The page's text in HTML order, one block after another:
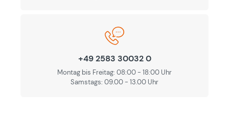
+49 2583 30032 0
Montag bis Freitag: 08:00 - 18:00 Uhr
Samstags: 09.00 - 13.00 Uhr